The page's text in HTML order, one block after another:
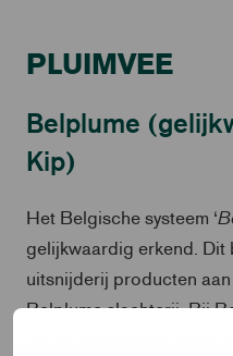
PLUIMVEE
Belplume
Kip)
Het Belgische systeem ‘
gelijkwaardig erkend. Dit
uitsnijderij producten
Belplume-slachterij. Bij